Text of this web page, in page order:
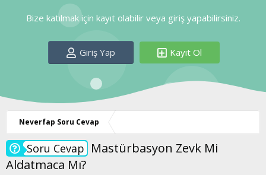
Bize katılmak için kayıt olabilir veya giriş yapabilirsiniz.
Giriş Yap Kayıt Ol
Neverfap Soru Cevap
Soru Cevap Mastürbasyon Zevk Mi
Aldatmaca Mı?